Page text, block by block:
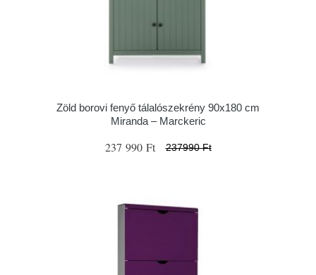
Zöld borovi fenyő tálalószekrény 90x180 cm
Miranda – Marckeric
237 990 Ft 237990 Ft